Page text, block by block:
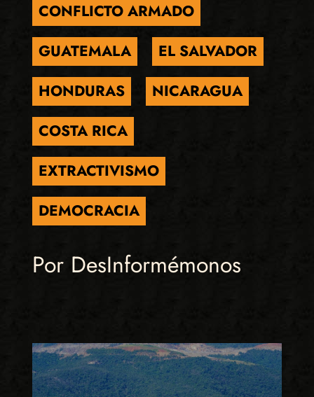
CONFLICTO ARMADO
GUATEMALA
EL SALVADOR
HONDURAS
NICARAGUA
COSTA RICA
EXTRACTIVISMO
DEMOCRACIA
Por DesInformémonos